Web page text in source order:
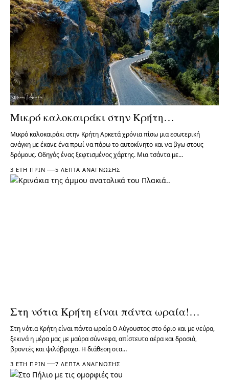
Μικρό καλοκαιράκι στην Κρήτη…
Μικρό καλοκαιράκι στην Κρήτη Αρκετά χρόνια πίσω μια εσωτερική
ανάγκη με έκανε ένα πρωί να πάρω το αυτοκίνητο και να βγω στους
δρόμους. Οδηγός ένας ξεφτισμένος χάρτης. Μια τσάντα με…
3 ΈΤΗ ΠΡΙΝ 5 ΛΕΠΤΆ ΑΝΆΓΝΩΣΗΣ
Στη νότια Κρήτη είναι πάντα ωραία!…
Στη νότια Κρήτη είναι πάντα ωραία Ο Αύγουστος στο όριο και με νεύρα,
ξεκινά η μέρα μας με μαύρα σύννεφα, απίστευτο αέρα και δροσιά,
βροντές και ψιλόβροχο. Η διάθεση στα…
3 ΈΤΗ ΠΡΙΝ 7 ΛΕΠΤΆ ΑΝΆΓΝΩΣΗΣ